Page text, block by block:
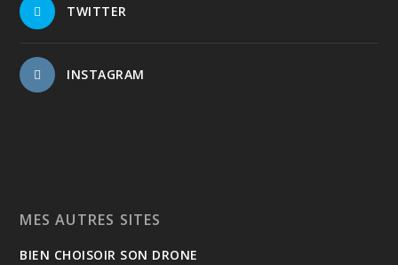
TWITTER
INSTAGRAM
MES AUTRES SITES
BIEN CHOISOIR SON DRONE